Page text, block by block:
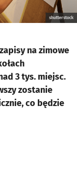
shutterstock
na zimowe
3 tys. miejsc.
zostanie
co będzie